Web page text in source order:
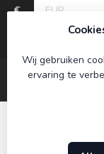
€
Wij gebruiken
ervaring te